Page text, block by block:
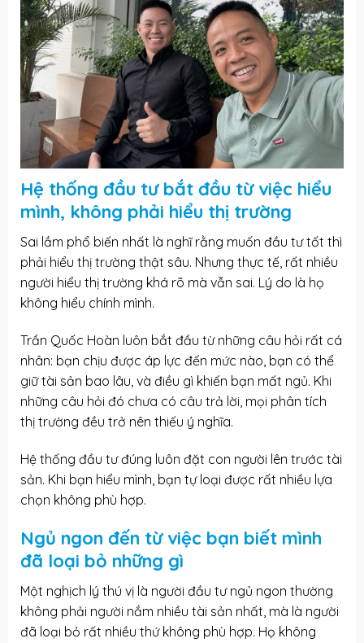
Hệ thống đầu tư bắt đầu từ việc hiểu
mình, không phải hiểu thị trường
Sai lầm phổ biến nhất là nghĩ rằng muốn đầu tư tốt thì
phải hiểu thị trường thật sâu. Nhưng thực tế, rất nhiều
người hiểu thị trường khá rõ mà vẫn sai. Lý do là họ
không hiểu chính mình.
Trần Quốc Hoàn luôn bắt đầu từ những câu hỏi rất cá
nhân: bạn chịu được áp lực đến mức nào, bạn có thể
giữ tài sản bao lâu, và điều gì khiến bạn mất ngủ. Khi
những câu hỏi đó chưa có câu trả lời, mọi phân tích
thị trường đều trở nên thiếu ý nghĩa.
Hệ thống đầu tư đúng luôn đặt con người lên trước tài
sản. Khi bạn hiểu mình, bạn tự loại được rất nhiều lựa
chọn không phù hợp.
Ngủ ngon đến từ việc bạn biết mình
đã loại bỏ những gì
Một nghịch lý thú vị là người đầu tư ngủ ngon thường
không phải người nắm nhiều tài sản nhất, mà là người
đã loại bỏ rất nhiều thứ không phù hợp. Họ không